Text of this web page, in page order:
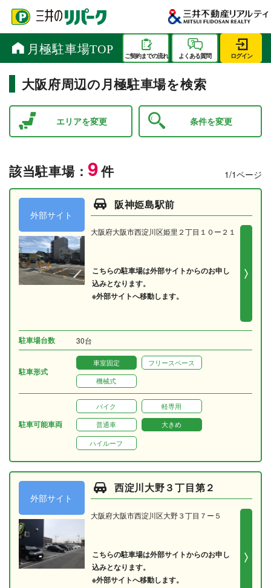
大阪府周辺の月極駐車場を検索
エリアを変更 条件を変更
1/1ページ
該当駐車場： 9件
外部サイト
阪神姫島駅前
大阪府大阪市西淀川区姫里２丁目１０ー２１
こちらの駐車場は外部サイトからのお申し
込みとなります。
※外部サイトへ移動します。
駐車場台数 30台
駐車形式
車室固定 フリースペース
機械式
駐車可能車両
バイク 軽専用
普通車 大きめ
ハイルーフ
外部サイト
西淀川大野３丁目第２
大阪府大阪市西淀川区大野３丁目７ー５
こちらの駐車場は外部サイトからのお申し
込みとなります。
※外部サイトへ移動します。